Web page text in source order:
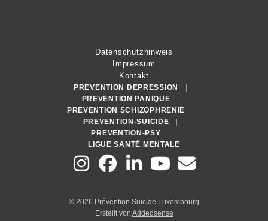
Datenschutzhinweis
Impressum
Kontakt
PREVENTION DEPRESSION
PREVENTION PANIQUE
PREVENTION SCHIZOPHRENIE
PREVENTION-SUICIDE
PREVENTION-PSY
LIGUE SANTÉ MENTALE
© 2026 Prévention Suicide Luxembourg
Erstellt von Addedsense